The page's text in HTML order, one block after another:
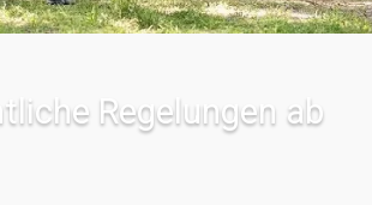
Regelungen ab